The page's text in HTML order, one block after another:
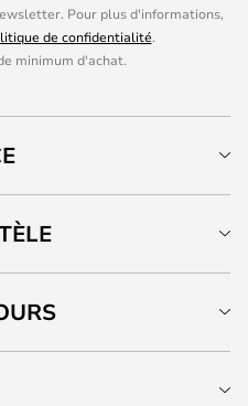
Pour plus d'informations,
de confidentialité.
minimum d'achat.